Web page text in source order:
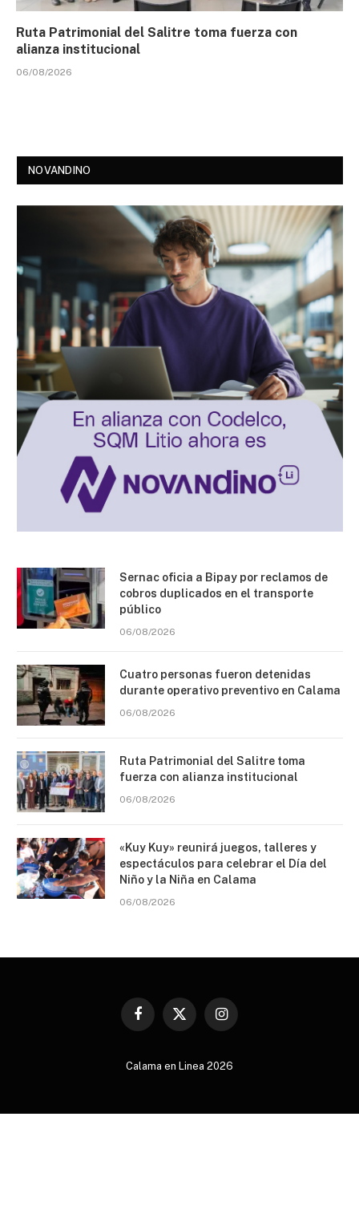
Ruta Patrimonial del Salitre toma fuerza con
alianza institucional
06/08/2026
NOVANDINO
Sernac oficia a Bipay por reclamos de
cobros duplicados en el transporte
público
06/08/2026
Cuatro personas fueron detenidas
durante operativo preventivo en Calama
06/08/2026
Ruta Patrimonial del Salitre toma
fuerza con alianza institucional
06/08/2026
«Kuy Kuy» reunirá juegos, talleres y
espectáculos para celebrar el Día del
Niño y la Niña en Calama
06/08/2026
Facebook
X
Instagram
Calama en Linea 2026